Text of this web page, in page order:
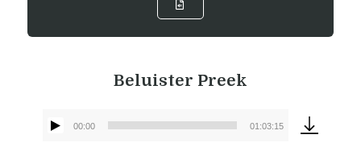
Beluister Preek
00:00 01:03:15